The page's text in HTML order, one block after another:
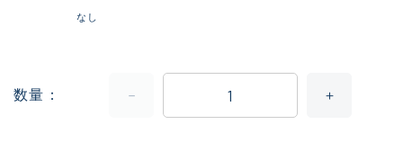
なし
数量